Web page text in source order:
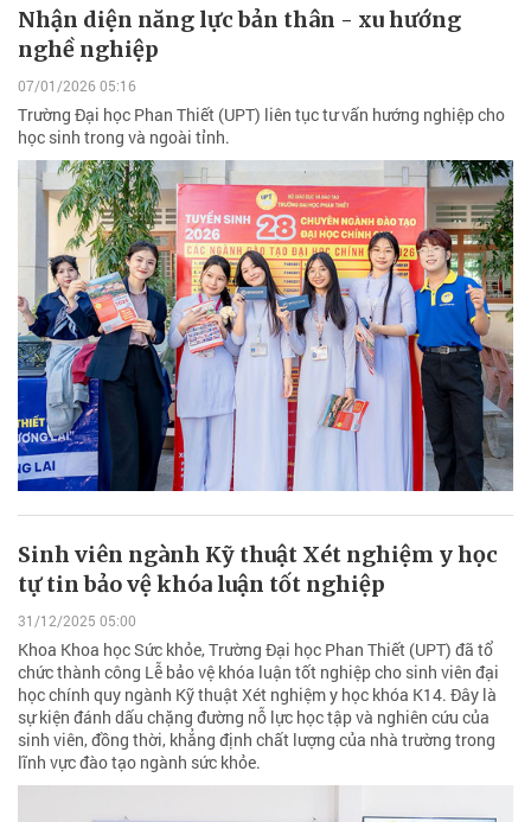
Nhận diện năng lực bản thân - xu hướng
nghề nghiệp
07/01/2026 05:16
Trường Đại học Phan Thiết (UPT) liên tục tư vấn hướng nghiệp cho
học sinh trong và ngoài tỉnh.
Sinh viên ngành Kỹ thuật Xét nghiệm y học
tự tin bảo vệ khóa luận tốt nghiệp
31/12/2025 05:00
Khoa Khoa học Sức khỏe, Trường Đại học Phan Thiết (UPT) đã tổ
chức thành công Lễ bảo vệ khóa luận tốt nghiệp cho sinh viên đại
học chính quy ngành Kỹ thuật Xét nghiệm y học khóa K14. Đây là
sự kiện đánh dấu chặng đường nỗ lực học tập và nghiên cứu của
sinh viên, đồng thời, khẳng định chất lượng của nhà trường trong
lĩnh vực đào tạo ngành sức khỏe.